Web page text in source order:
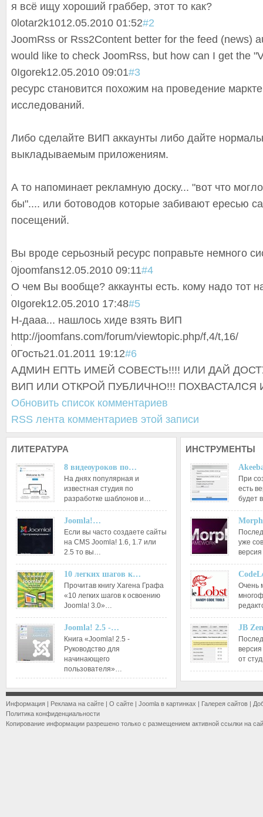
я всё ищу хороший граббер, этот то как?
0 lotar2k1012.05.2010 01:52#2
JoomRss or Rss2Content better for the feed (news)
would like to check JoomRss, but how can I get the
0Igorek12.05.2010 09:01#3
ресурс становится похожим на проведение
исследований.
Либо сделайте ВИП аккаунты либо дайте
выкладываемым приложениям.
А то напоминает рекламную доску... "вот что
бы".... или ботоводов которые забивают ересью
посещений.
Вы вроде серьозный ресурс поправьте немного
0joomfans12.05.2010 09:11#4
О чем Вы вообще? аккаунты есть. кому надо тот
0Igorek12.05.2010 17:48#5
Н-дааа... нашлось хиде взять ВИП
http://joomfans.com/forum/viewtopic.php/f,4/t,16/
0Гость21.01.2011 19:12#6
АДМИН ЕПТЬ ИМЕЙ СОВЕСТЬ!!!! ИЛИ ДАЙ
ВИП ИЛИ ОТКРОЙ ПУБЛИЧНО!!! ПОХВАСТАЛСЯ
Обновить список комментариев
RSS лента комментариев этой записи
ЛИТЕРАТУРА
8 видеоуроков по…
На днях популярная и
известная студия по
разработке шаблонов и…
Joomla!…
Если вы часто создаете сайты
на CMS Joomla! 1.6, 1.7 или
2.5 то вы…
10 легких шагов к…
Прочитав книгу Хагена Графа
«10 легких шагов к освоению
Joomla! 3.0»…
Joomla! 2.5 -…
Книга «Joomla! 2.5 -
Руководство для
начинающего
пользователя»…
ИНСТРУМЕНТЫ
При
есть
будет
уже
Очень
JB
от
Информация | Реклама на сайте | О сайте | Joomla в картинках | Галерея сайтов |
Политика конфиденциальности
Копирование информации разрешено только с размещением активной ссылки на